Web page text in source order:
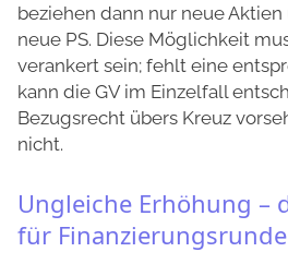
beziehen dann nur neue
neue PS. Diese Möglichkeit
verankert sein; fehlt eine
kann die GV im Einzelfall
Bezugsrecht übers Kreuz
nicht.
Ungleiche Erhöhung –
für